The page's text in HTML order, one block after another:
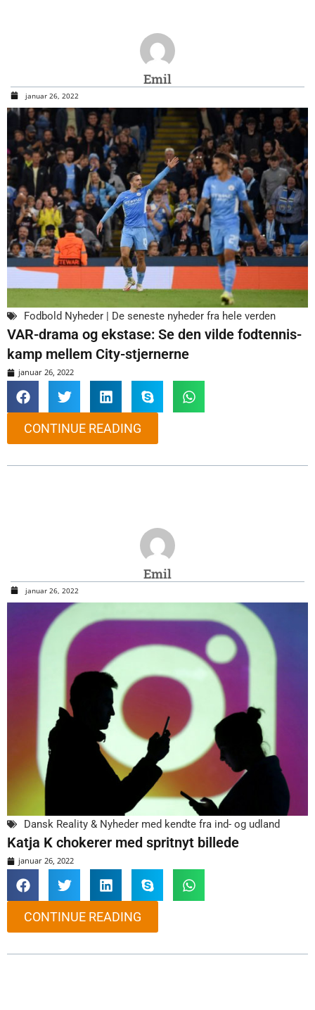
Emil
januar 26, 2022
Fodbold Nyheder | De seneste nyheder fra hele verden
VAR-drama og ekstase: Se den vilde fodtennis-
kamp mellem City-stjernerne
januar 26, 2022
CONTINUE READING
Emil
januar 26, 2022
Dansk Reality & Nyheder med kendte fra ind- og udland
Katja K chokerer med spritnyt billede
januar 26, 2022
CONTINUE READING